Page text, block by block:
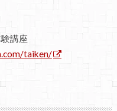
講座
taiken/